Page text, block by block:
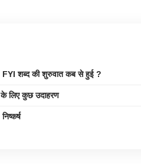
FYI शब्द की शुरुवात कब से हुई ?
लिए कुछ उदाहरण
निष्कर्ष